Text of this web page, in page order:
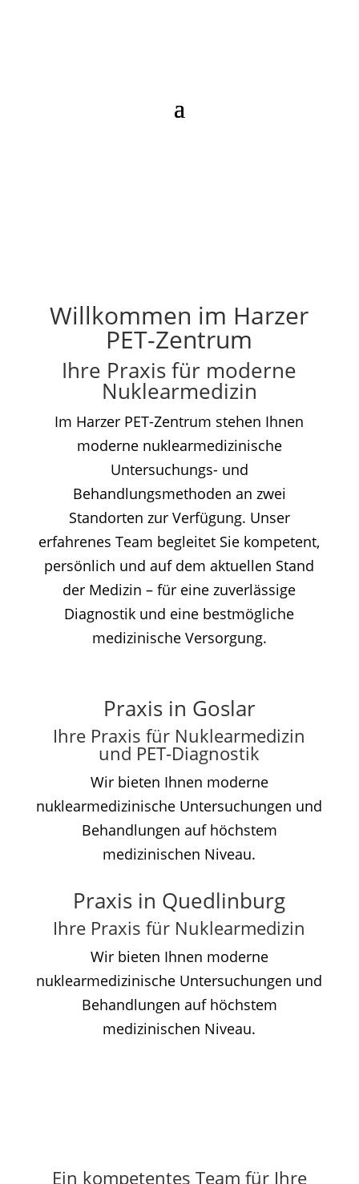
Willkommen im Harzer
PET-Zentrum
Ihre Praxis für moderne
Nuklearmedizin
Im Harzer PET-Zentrum stehen Ihnen
moderne nuklearmedizinische
Untersuchungs- und
Behandlungsmethoden an zwei
Standorten zur Verfügung. Unser
erfahrenes Team begleitet Sie kompetent,
persönlich und auf dem aktuellen Stand
der Medizin – für eine zuverlässige
Diagnostik und eine bestmögliche
medizinische Versorgung.
Praxis in Goslar
Ihre Praxis für Nuklearmedizin
und PET-Diagnostik
Wir bieten Ihnen moderne
nuklearmedizinische Untersuchungen und
Behandlungen auf höchstem
medizinischen Niveau.
Praxis in Quedlinburg
Ihre Praxis für Nuklearmedizin
Wir bieten Ihnen moderne
nuklearmedizinische Untersuchungen und
Behandlungen auf höchstem
medizinischen Niveau.
Ein kompetentes Team für Ihre